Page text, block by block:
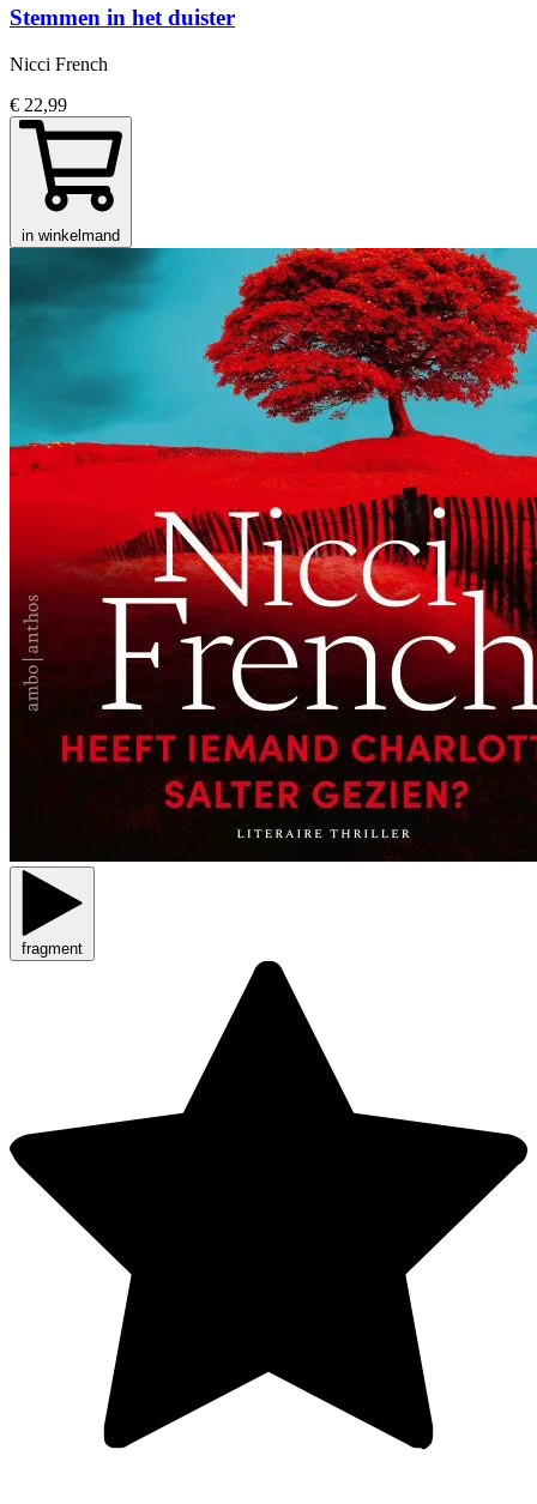
Stemmen in het duister
Nicci French
€ 22,99
in winkelmand
fragment